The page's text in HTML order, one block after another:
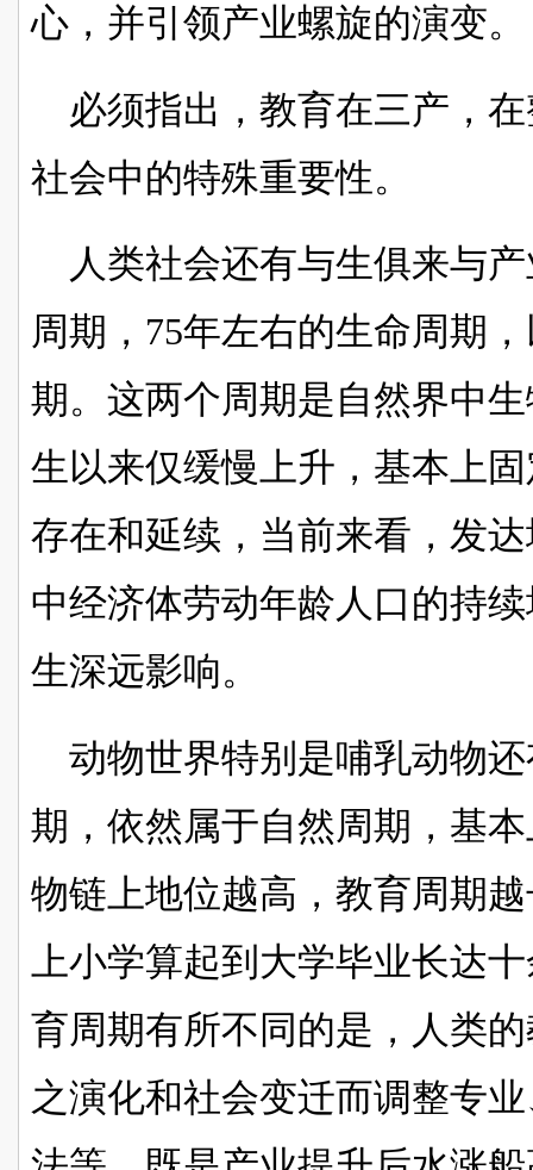
心，并引领产业螺旋的演变。
必须指出，教育在三产，
社会中的特殊重要性。
人类社会还有与生俱来与
周期， 75年左右的生命周期
期。这两个周期是自然界中
生以来仅缓慢上升，基本上
存在和延续，当前来看，发
中经济体劳动年龄人口的持
生深远影响。
动物世界特别是哺乳动物
期，依然属于自然周期，基
物链上地位越高，教育周期
上小学算起到大学毕业长达
育周期有所不同的是，人类
之演化和社会变迁而调整专